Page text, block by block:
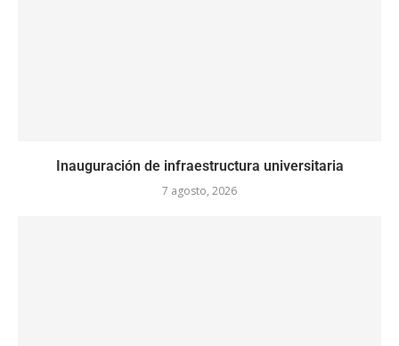
Inauguración de infraestructura universitaria
7 agosto, 2026